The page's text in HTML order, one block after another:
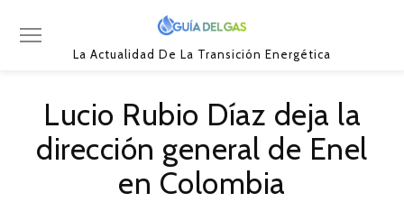
La Actualidad De La Transición Energética
Lucio Rubio Díaz deja la
dirección general de Enel
en Colombia